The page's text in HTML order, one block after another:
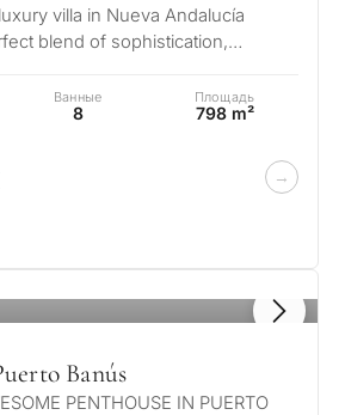
villa in Nueva Andalucía
blend of sophistication,
Ванные
8
Площадь
798 m²
Banús
PENTHOUSE IN PUERTO